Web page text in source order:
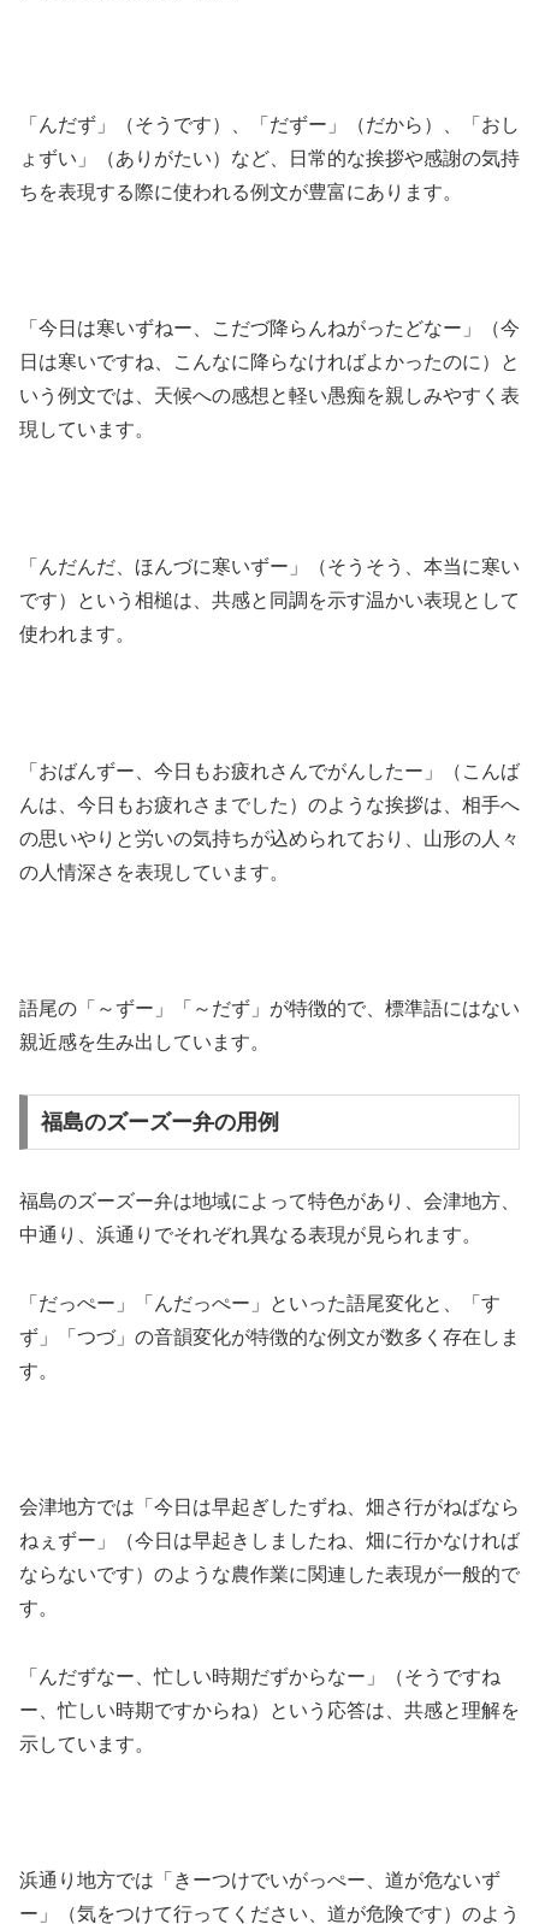
「んだず」（そうです）、「だずー」（だから）、「おし
ょずい」（ありがたい）など、日常的な挨拶や感謝の気持
ちを表現する際に使われる例文が豊富にあります。
「今日は寒いずねー、こだづ降らんねがったどなー」（今
日は寒いですね、こんなに降らなければよかったのに）と
いう例文では、天候への感想と軽い愚痴を親しみやすく表
現しています。
「んだんだ、ほんづに寒いずー」（そうそう、本当に寒い
です）という相槌は、共感と同調を示す温かい表現として
使われます。
「おばんずー、今日もお疲れさんでがんしたー」（こんば
んは、今日もお疲れさまでした）のような挨拶は、相手へ
の思いやりと労いの気持ちが込められており、山形の人々
の人情深さを表現しています。
語尾の「～ずー」「～だず」が特徴的で、標準語にはない
親近感を生み出しています。
福島のズーズー弁の用例
福島のズーズー弁は地域によって特色があり、会津地方、
中通り、浜通りでそれぞれ異なる表現が見られます。
「だっぺー」「んだっぺー」といった語尾変化と、「す
ず」「つづ」の音韻変化が特徴的な例文が数多く存在しま
す。
会津地方では「今日は早起ぎしたずね、畑さ行がねばなら
ねぇずー」（今日は早起きしましたね、畑に行かなければ
ならないです）のような農作業に関連した表現が一般的で
す。
「んだずなー、忙しい時期だずからなー」（そうですね
ー、忙しい時期ですからね）という応答は、共感と理解を
示しています。
浜通り地方では「きーつけでいがっぺー、道が危ないず
ー」（気をつけて行ってください、道が危険です）のよう